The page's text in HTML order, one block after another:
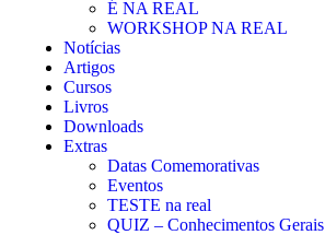
É NA REAL
WORKSHOP NA REAL
Notícias
Artigos
Cursos
Livros
Downloads
Extras
Datas Comemorativas
Eventos
TESTE na real
QUIZ – Conhecimentos Gerais